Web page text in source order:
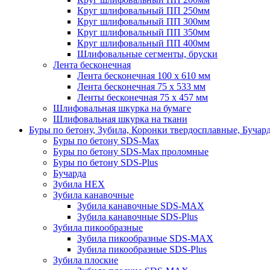
Круг шлифовальный ПП 250мм
Круг шлифовальный ПП 300мм
Круг шлифовальный ПП 350мм
Круг шлифовальный ПП 400мм
Шлифовальные сегменты, бруски
Лента бесконечная
Лента бесконечная 100 х 610 мм
Лента бесконечная 75 х 533 мм
Ленты бесконечная 75 х 457 мм
Шлифовальная шкурка на бумаге
Шлифовальная шкурка на ткани
Буры по бетону, Зубила, Коронки твердосплавные,
Буры по бетону SDS-Max
Буры по бетону SDS-Max проломные
Буры по бетону SDS-Plus
Бучарда
Зубила HEX
Зубила канавочные
Зубила канавочные SDS-MAX
Зубила канавочные SDS-Plus
Зубила пикообразные
Зубила пикообразные SDS-MAX
Зубила пикообразные SDS-Plus
Зубила плоские